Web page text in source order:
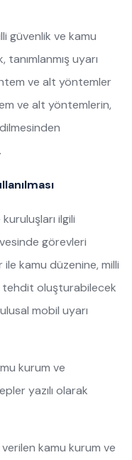
güvenlik ve kamu
uyarı
ve alt yöntemler
ve alt yöntemlerin,
ilgili
görevleri
kamu düzenine, milli
tehdit oluşturabilecek
mobil uyarı
kurum ve
yazılı olarak
kamu kurum ve